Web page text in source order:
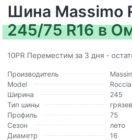
Шина Massimo
245/75 R16 в
10PR Переместим за 3 дня -
Производитель
Model
Ширина
245
Тип шины
Профиль
75
Сезон
лето
Диаметр
16